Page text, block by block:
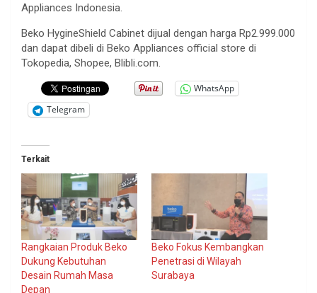
Appliances Indonesia.
Beko HygineShield Cabinet dijual dengan harga Rp2.999.000
dan dapat dibeli di Beko Appliances official store di
Tokopedia, Shopee, Blibli.com.
WhatsApp
Telegram
Terkait
Rangkaian Produk Beko
Dukung Kebutuhan
Desain Rumah Masa
Depan
Beko Fokus Kembangkan
Penetrasi di Wilayah
Surabaya